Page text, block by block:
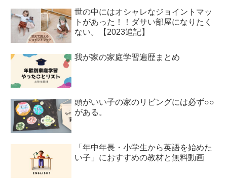
世の中にはオシャレなジョイントマッ
トがあった！！ダサい部屋になりたく
ない。【2023追記】
我が家の家庭学習遍歴まとめ
頭がいい子の家のリビングには必ず○○
がある。
「年中年長・小学生から英語を始めた
い子」におすすめの教材と無料動画